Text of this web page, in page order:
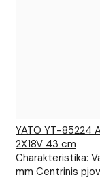
YATO YT-85224
2X18V 43 cm
Charakteristika:
mm Centrinis